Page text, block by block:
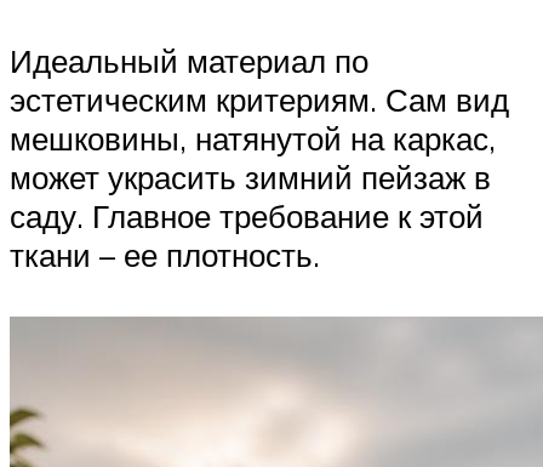
Идеальный материал по
эстетическим критериям. Сам вид
мешковины, натянутой на каркас,
может украсить зимний пейзаж в
саду. Главное требование к этой
ткани – ее плотность.